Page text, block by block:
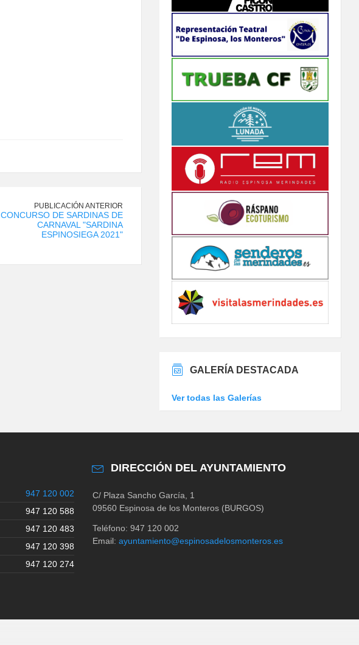
PUBLICACIÓN ANTERIOR
CONCURSO DE SARDINAS DE
CARNAVAL "SARDINA
ESPINOSIEGA 2021"
GALERÍA DESTACADA
Ver todas las Galerías
947 120 002
947 120 588
947 120 483
947 120 398
947 120 274
DIRECCIÓN DEL AYUNTAMIENTO
C/ Plaza Sancho García, 1
09560 Espinosa de los Monteros (BURGOS)
Teléfono: 947 120 002
Email: ayuntamiento@espinosadelosmonteros.es